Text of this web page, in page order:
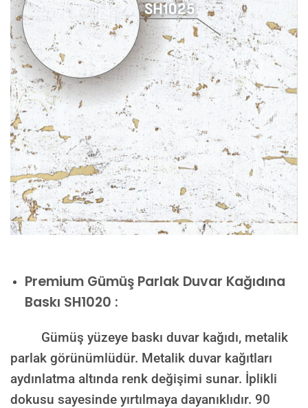
Premium Gümüş Parlak Duvar Kağıdına
Baskı SH1020 :
Gümüş yüzeye baskı duvar kağıdı, metalik
parlak görünümlüdür. Metalik duvar kağıtları
aydınlatma altında renk değişimi sunar. İplikli
dokusu sayesinde yırtılmaya dayanıklıdır. 90